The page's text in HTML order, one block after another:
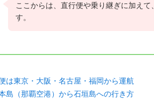
ここからは、直行便や乗り継ぎに加え
す。
は東京・大阪・名古屋・福岡から運航
島（那覇空港）から石垣島への行き方